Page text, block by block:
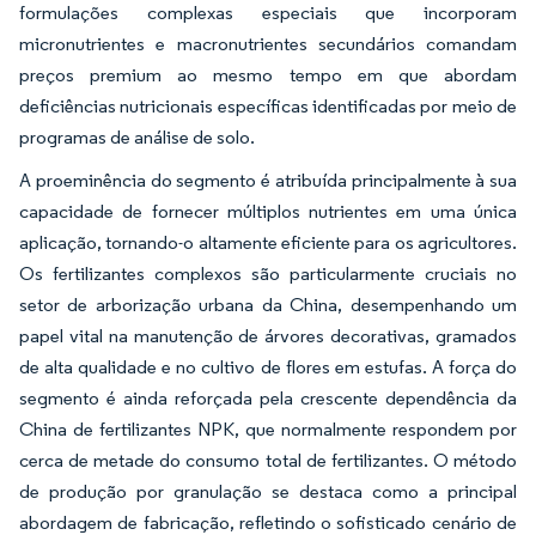
formulações complexas especiais que incorporam
micronutrientes e macronutrientes secundários comandam
preços premium ao mesmo tempo em que abordam
deficiências nutricionais específicas identificadas por meio de
programas de análise de solo.
A proeminência do segmento é atribuída principalmente à sua
capacidade de fornecer múltiplos nutrientes em uma única
aplicação, tornando-o altamente eficiente para os agricultores.
Os fertilizantes complexos são particularmente cruciais no
setor de arborização urbana da China, desempenhando um
papel vital na manutenção de árvores decorativas, gramados
de alta qualidade e no cultivo de flores em estufas. A força do
segmento é ainda reforçada pela crescente dependência da
China de fertilizantes NPK, que normalmente respondem por
cerca de metade do consumo total de fertilizantes. O método
de produção por granulação se destaca como a principal
abordagem de fabricação, refletindo o sofisticado cenário de